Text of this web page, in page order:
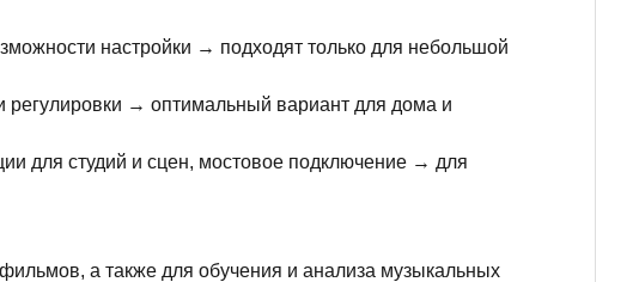
настройки → подходят только для небольшой
→ оптимальный вариант для дома и
для студий и сцен, мостовое подключение → для
а также для обучения и анализа музыкальных